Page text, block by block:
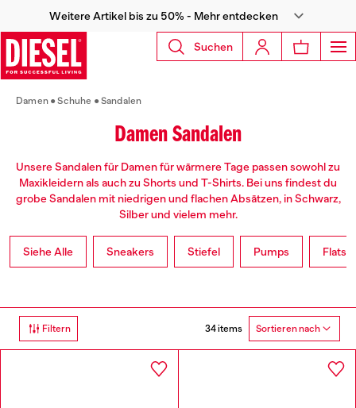
Weitere Artikel bis zu 50% - Mehr entdecken
Suchen
Damen Schuhe Sandalen
Damen Sandalen
Unsere Sandalen für Damen für wärmere Tage passen sowohl zu
Maxikleidern als auch zu Shorts und T-Shirts. Bei uns findest du
grobe Sandalen mit niedrigen und flachen Absätzen, in Schwarz,
Silber und vielem mehr.
Siehe Alle Sneakers Stiefel Pumps Flats
Filtern 34 items Sortieren nach